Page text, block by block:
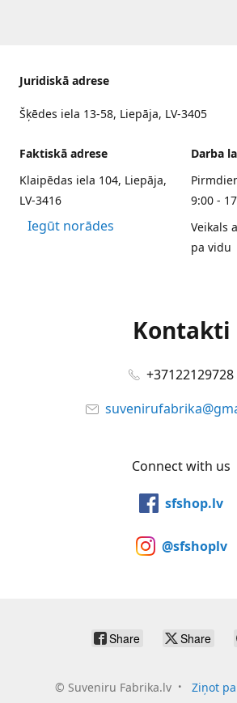
Juridiskā adrese
Šķēdes iela 13-58, Liepāja, LV-3405
Faktiskā adrese
Klaipēdas iela 104, Liepāja,
LV-3416
Iegūt norādes
Darba
9:00 -
Veikals
pa vidu
Kontakti
+37122129728
Connect with us
sfshop.lv
@sfshoplv
Share Share
© Suveniru Fabrika.lv Ziņot